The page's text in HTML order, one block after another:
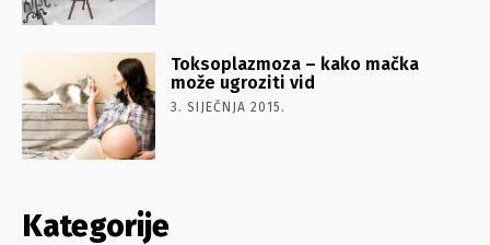
Toksoplazmoza – kako mačka
može ugroziti vid
3. SIJEČNJA 2015.
Kategorije